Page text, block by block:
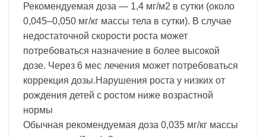
Рекомендуемая доза — 1,4 мг/м2 в сутки (около
0,045–0,050 мг/кг массы тела в сутки). В случае
недостаточной скорости роста может
потребоваться назначение в более высокой
дозе. Через 6 мес лечения может потребоваться
коррекция дозы.Нарушения роста у низких от
рождения детей с ростом ниже возрастной
нормы
Обычная рекомендуемая доза 0,035 мг/кг массы